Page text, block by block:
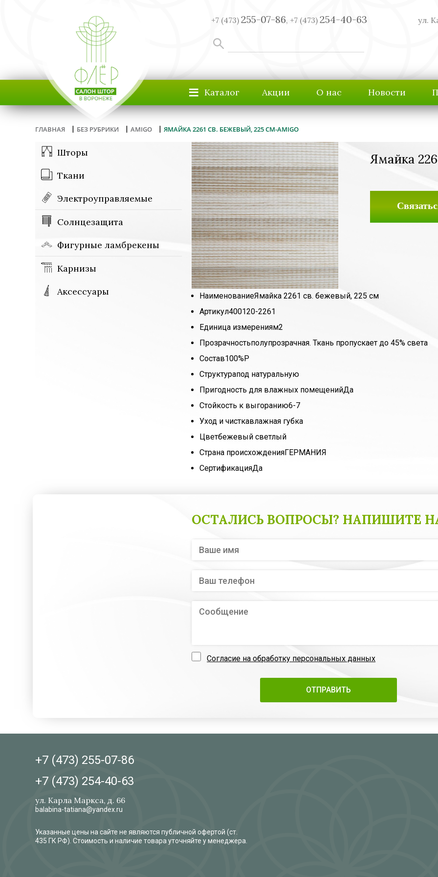
+7 (473) 255-07-86, +7 (473) 254-40-63 ул.
≡ Каталог Акции О нас Новости
ГЛАВНАЯ | БЕЗ РУБРИКИ | AMIGO | ЯМАЙКА 2261 СВ. БЕЖЕВЫЙ, 225 СМ-AMIGO
Шторы
Ткани
Электроуправляемые
Солнцезащита
Фигурные ламбрекены
Карнизы
Аксессуары
Ямайка
НаименованиеЯмайка 2261 св. бежевый, 225 см
Артикул400120-2261
Единица измерениям2
Прозрачностьполупрозрачная. Ткань пропускает до 45% света
Состав100%P
Структурапод натуральную
Пригодность для влажных помещенийДа
Стойкость к выгоранию6-7
Уход и чисткавлажная губка
Цветбежевый светлый
Страна происхожденияГЕРМАНИЯ
СертификацияДа
ОСТАЛИСЬ ВОПРОСЫ? НАПИШИТЕ
Согласие на обработку персональных данных
+7 (473) 255-07-86
+7 (473) 254-40-63
ул. Карла Маркса, д. 66
balabina-tatiana@yandex.ru
Указанные цены на сайте не являются публичной офертой (ст.
435 ГК РФ). Стоимость и наличие товара уточняйте у менеджера.